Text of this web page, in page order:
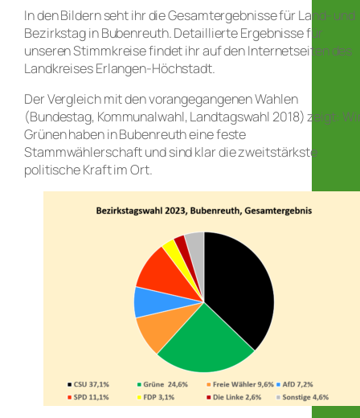
In den Bildern seht ihr die Gesamtergebnisse für Land- und
Bezirkstag in Bubenreuth. Detaillierte Ergebnisse für
unseren Stimmkreise findet ihr auf den Internetseiten des
Landkreises Erlangen-Höchstadt.
Der Vergleich mit den vorangegangenen Wahlen
(Bundestag, Kommunalwahl, Landtagswahl 2018) zeigt:
Grünen haben in Bubenreuth eine feste
Stammwählerschaft und sind klar die zweitstärkste
politische Kraft im Ort.